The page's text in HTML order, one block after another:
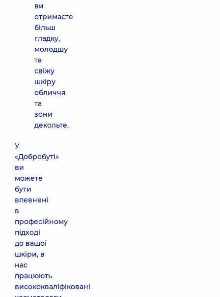
ви
отримаєте
більш
гладку,
молодшу
та
свіжу
шкіру
обличчя
та
зони
декольте.
У
«Добробуті»
ви
можете
бути
впевнені
в
професійному
підході
до вашої
шкіри, в
нас
працюють
висококваліфіковані